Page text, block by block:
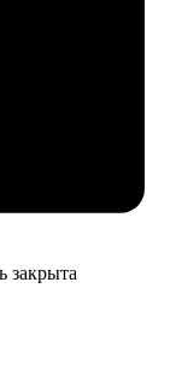
закрыта